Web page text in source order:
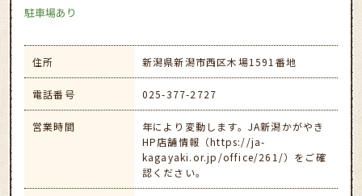
駐車場あり
住所 新潟県新潟市西区木場1591番地
電話番号 025-377-2727
営業時間
年により変動します。JA新潟かがやき
HP店舗情報（https://ja-
kagayaki.or.jp/office/261/）をご確
認ください。